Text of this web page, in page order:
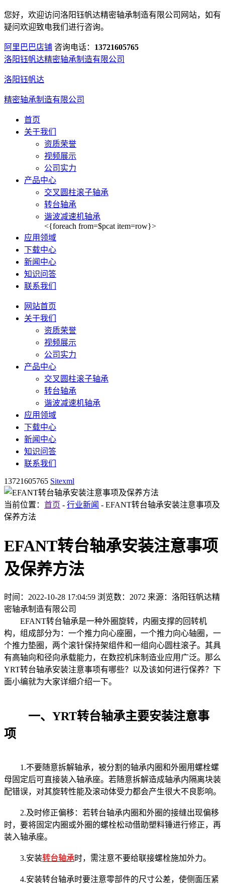
您好，欢迎访问洛阳钰帆达精密轴承制造有限公司网站，如有
疑问欢迎致电我们进行咨询。
阿里巴巴店铺 咨询电话： 13721605765
洛阳钰帆达精密轴承制造有限公司
洛阳钰帆达
精密轴承制造有限公司
首页
关于我们
资质荣誉
视频展示
公司实力
产品中心
交叉圆柱滚子轴承
转台轴承
谐波减速机轴承
<{foreach from=$pcat item=row}>
应用领域
下载中心
新闻中心
知识问答
联系我们
网站首页
关于我们
资质荣誉
视频展示
公司实力
产品中心
交叉圆柱滚子轴承
转台轴承
谐波减速机轴承
应用领域
下载中心
新闻中心
知识问答
联系我们
13721605765 Sitexml
当前位置： 首页 - 行业新闻 - EFANT转台轴承安装注意事项及
保养方法
EFANT转台轴承安装注意事项
及保养方法
时间：2022-10-28 17:04:59 浏览数：2072 来源：洛阳钰帆达精
密轴承制造有限公司
EFANT转台轴承是一种外圈旋转，内圈支撑的回转机
构，组成部分为：一个推力向心座圈，一个推力向心轴圈，一
个推力垫圈，两个滚针保持架组件和一组向心圆柱滚子。其具
有高轴向和径向承载能力，在数控机床制造业应用广泛。那么
YRT转台轴承安装注意事项有哪些？以及该如何进行保养？下
面小编就为大家详细介绍一下。
一、YRT转台轴承主要安装注意事
项
1.不要随意拆解轴承，被分割的轴承内圈和外圈用螺栓螺
母固定后可直接装入轴承座。若随意拆解造成轴承内隔离块装
配错误，对其旋转性能及滚动体受力都会产生很大不良影响。
2.及时修正偏移：若转台轴承内圈和外圈的接缝出现偏移
时，要将固定内圈或外圈的螺栓松动借助塑料锤进行修正，再
装入轴承座。
3.安装转台轴承时，需注意不要给联接螺栓施加外力。
4.安装转台轴承时要注意零部件的尺寸公差，使侧面压紧